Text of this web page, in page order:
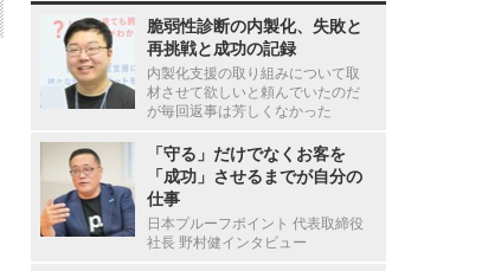
脆弱性診断の内製化、失敗と
再挑戦と成功の記録
内製化支援の取り組みについて取
材させて欲しいと頼んでいたのだ
が毎回返事は芳しくなかった
「守る」だけでなくお客を
「成功」させるまでが自分の
仕事
日本プルーフポイント 代表取締役
社長 野村健インタビュー